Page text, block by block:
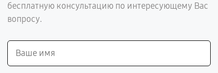
бесплатную консультацию по интересующему Вас
вопросу.